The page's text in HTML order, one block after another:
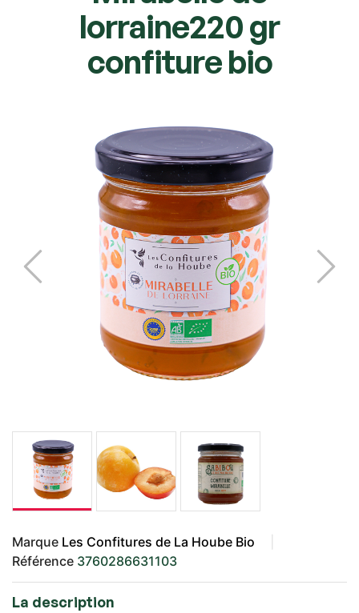
lorraine220 gr
confiture bio
Marque Les Confitures de La Hoube Bio
Référence 3760286631103
La description